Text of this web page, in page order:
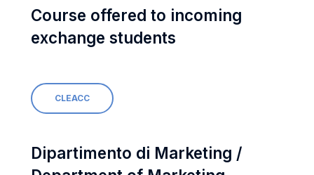
Course offered to incoming
exchange students
CLEACC
Dipartimento di Marketing /